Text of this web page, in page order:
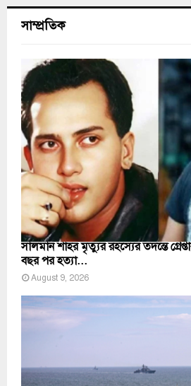
সাম্প্রতিক
সালমান শাহর মৃত্যুর রহস্যের তদন্তে
বছর পর হত্যা...
August 9, 2026